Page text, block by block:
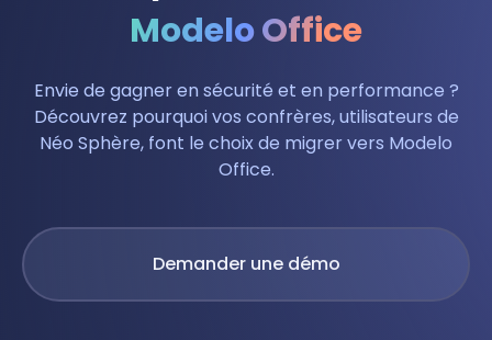
Modelo Office
Envie de gagner en sécurité et en performance ?
Découvrez pourquoi vos confrères, utilisateurs de
Néo Sphère, font le choix de migrer vers Modelo
Office.
Demander une démo